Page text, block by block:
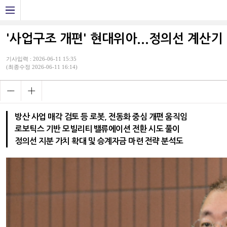
'사업구조 개편' 현대위아...정의선 계산기
기사입력 : 2026-06-11 15:35
(최종수정 2026-06-11 16:14)
방산 사업 매각 검토 등 로봇, 전동화 중심 개편 움직임
로보틱스 기반 모빌리티 밸류에이션 전환 시도 풀이
정의선 지분 가치 확대 및 승계자금 마련 전략 분석도